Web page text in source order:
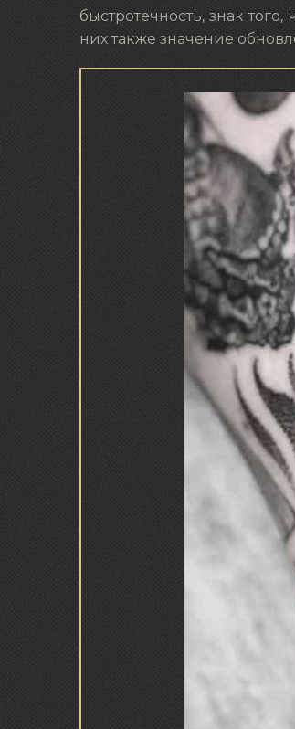
быстротечность, знак
них также значение